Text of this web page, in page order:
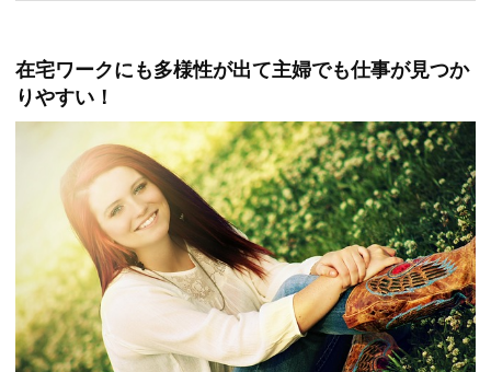
在宅ワークにも多様性が出て主婦でも仕事が見つか
りやすい！